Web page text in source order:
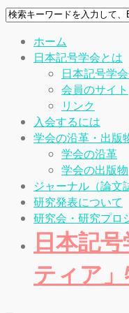
ホーム
日本記号学会とは
日本記号学
会員のサイト
リンク
入会するには
学会の沿革・出版
学会の沿革
学会の出版物
ジャーナル（論文
研究発表について
研究会・研究プロ
日本記
ティア